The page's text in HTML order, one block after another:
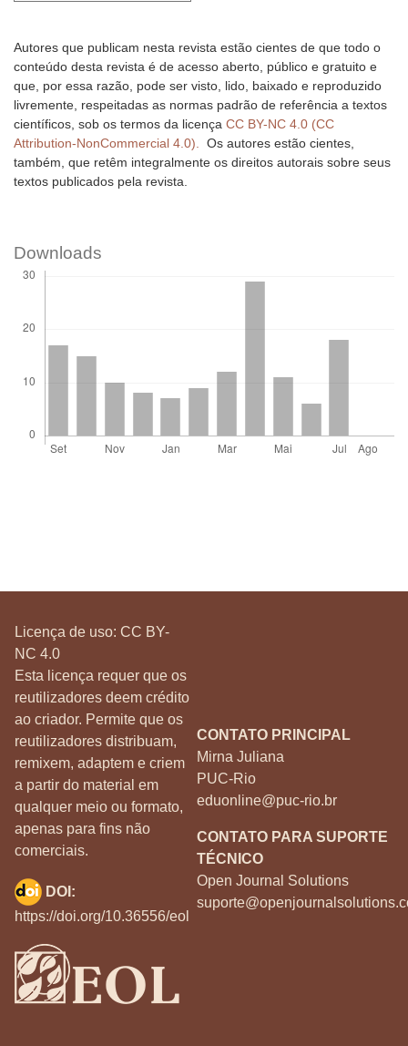
Autores que publicam nesta revista estão cientes de que todo o
conteúdo desta revista é de acesso aberto, público e gratuito e
que, por essa razão, pode ser visto, lido, baixado e reproduzido
livremente, respeitadas as normas padrão de referência a textos
científicos, sob os termos da licença CC BY-NC 4.0 (CC
Attribution-NonCommercial 4.0). Os autores estão cientes,
também, que retêm integralmente os direitos autorais sobre seus
textos publicados pela revista.
Downloads
Licença de uso: CC BY-
NC 4.0
Esta licença requer que os
reutilizadores deem crédito
ao criador. Permite que os
reutilizadores distribuam,
remixem, adaptem e criem
a partir do material em
qualquer meio ou formato,
apenas para fins não
comerciais.
CONTATO PRINCIPAL
Mirna Juliana
PUC-Rio
eduonline@puc-rio.br
CONTATO PARA SUPORTE
TÉCNICO
Open Journal Solutions
DOI:
https://doi.org/10.36556/eol